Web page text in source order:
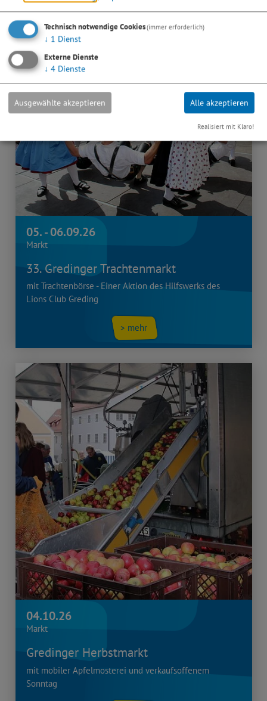
05. - 06.09.26
Markt
33. Gredinger Trachtenmarkt
mit Trachtenbörse - Einer Aktion des Hilfswerks des
Lions Club Greding
> mehr
04.10.26
Markt
Gredinger Herbstmarkt
mit mobiler Apfelmosterei und verkaufsoffenem
Sonntag
Technisch notwendige Cookies(immer erforderlich)
↓ 1 Dienst
Externe Dienste
↓ 4 Dienste
Ausgewählte akzeptieren Alle akzeptieren
Realisiert mit Klaro!